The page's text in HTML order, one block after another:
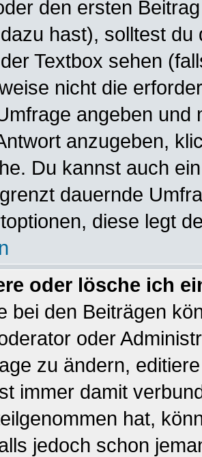
den ersten
hast), solltest
Textbox sehen
nicht die
angeben und
anzugeben,
Du kannst auch
dauernde
diese legt
oder lösche ich
bei den Beiträgen
oder
zu ändern,
immer damit
hat,
jedoch schon